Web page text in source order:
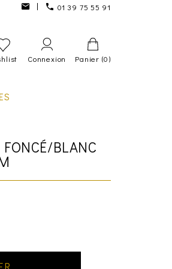
01 39 75 55 91
Connexion Panier (0)
BLANC